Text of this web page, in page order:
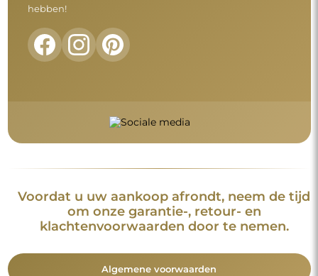
hebben!
Voordat u uw aankoop afrondt, neem de tijd
om onze garantie-, retour- en
klachtenvoorwaarden door te nemen.
Algemene voorwaarden